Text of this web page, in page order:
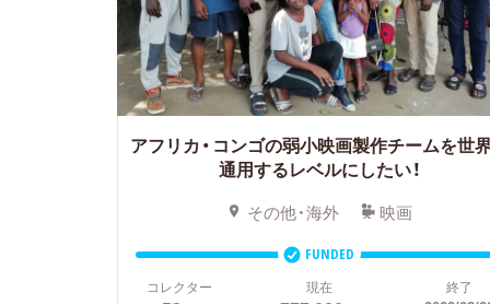
アフリカ・コンゴの弱小映画製作チームを世
通用するレベルにしたい！
その他・海外 映画
FUNDED
コレクター
現在 終了